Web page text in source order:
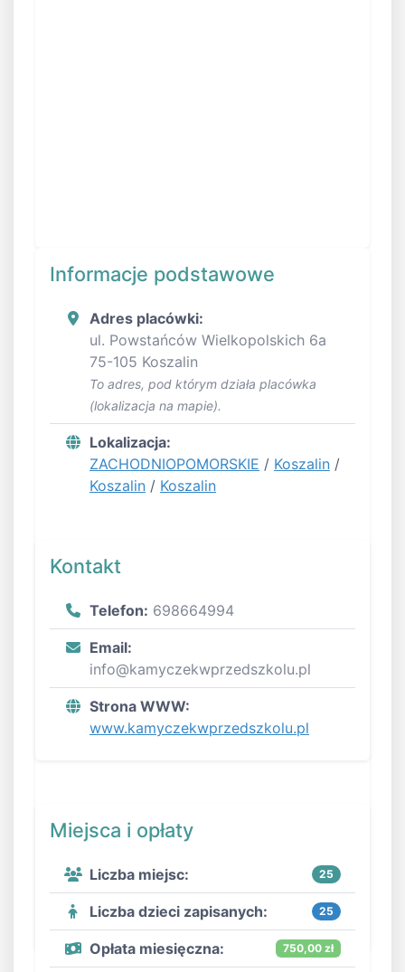
Informacje podstawowe
Adres placówki:
ul. Powstańców Wielkopolskich 6a
75-105 Koszalin
To adres, pod którym działa placówka
(lokalizacja na mapie).
Lokalizacja:
ZACHODNIOPOMORSKIE / Koszalin /
Koszalin / Koszalin
Kontakt
Telefon: 698664994
Email:
info@kamyczekwprzedszkolu.pl
Strona WWW:
www.kamyczekwprzedszkolu.pl
Miejsca i opłaty
Liczba miejsc: 25
Liczba dzieci zapisanych: 25
Opłata miesięczna: 750,00 zł